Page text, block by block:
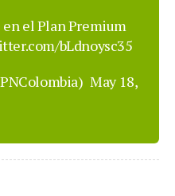
en el Plan Premium
bLdnoysc35
May 18,